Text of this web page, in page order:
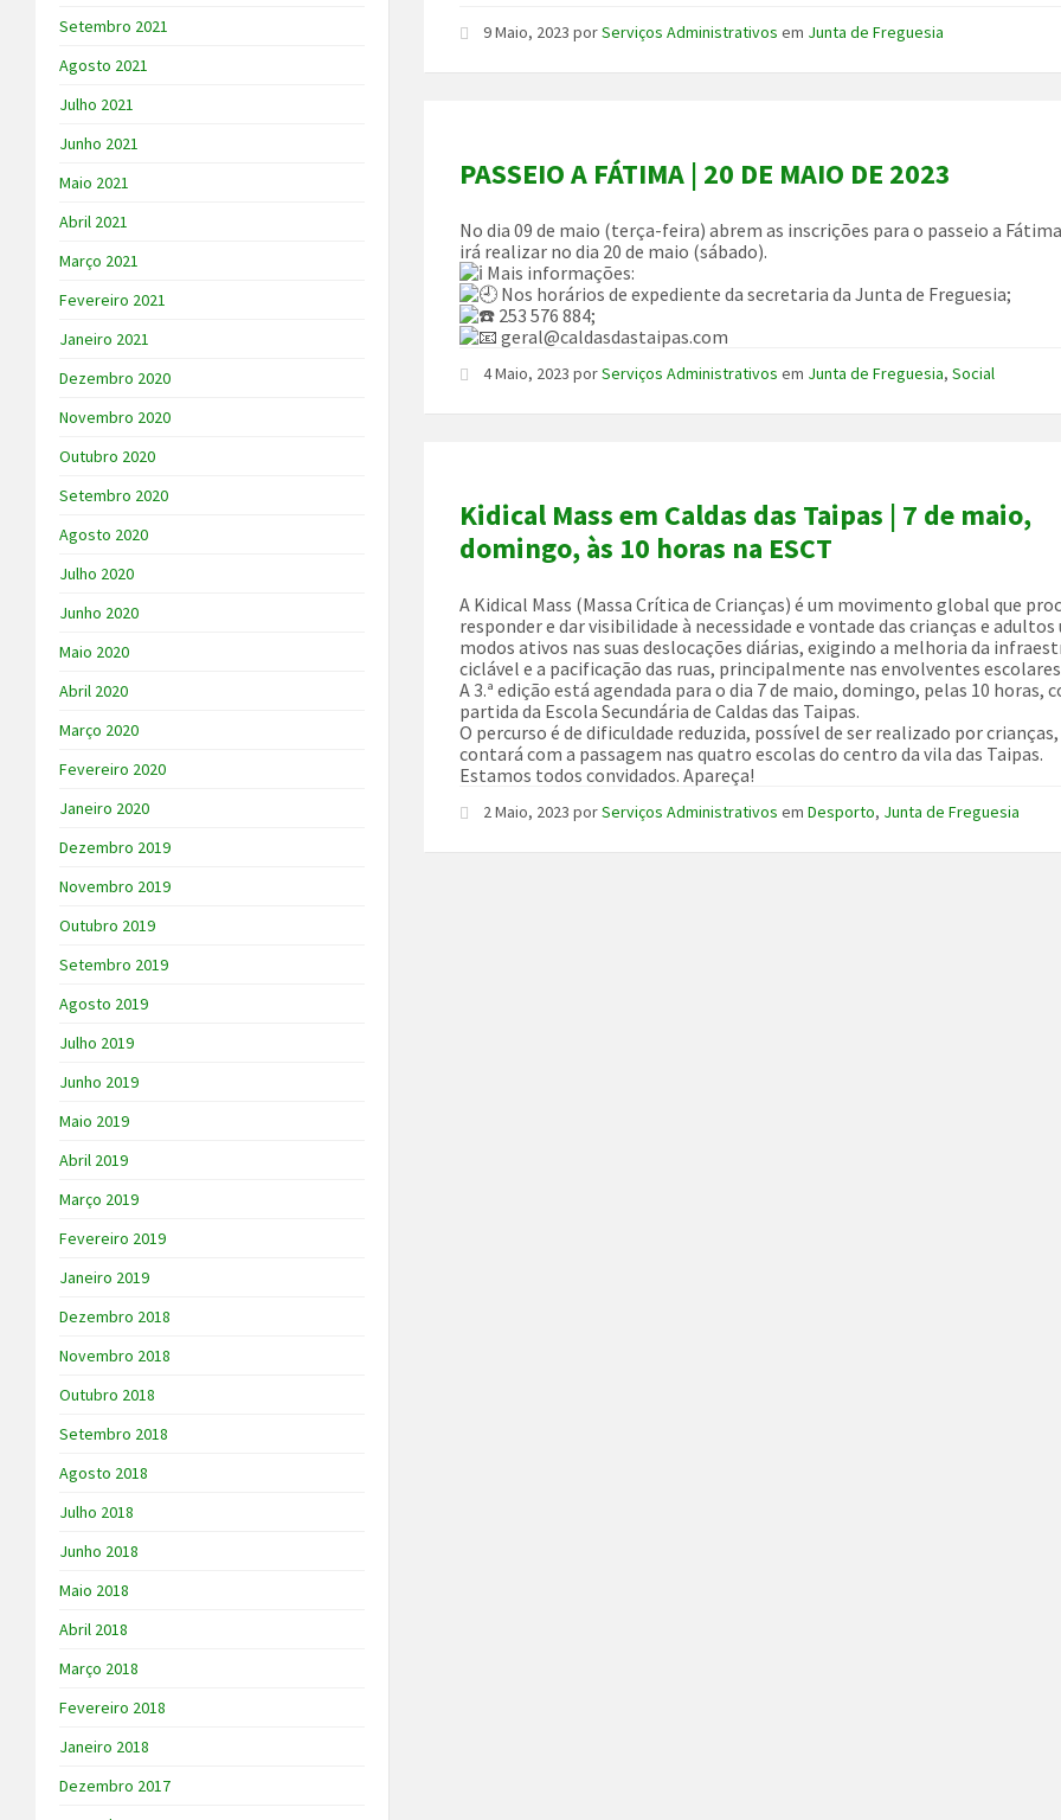
9 Maio, 2023porServiços Administrativos em Junta de Freguesia
PASSEIO A FÁTIMA | 20 DE MAIO DE 2023
No dia 09 de maio (terça-feira) abrem as inscrições para o passeio a
irá realizar no dia 20 de maio (sábado).
Mais informações:
Nos horários de expediente da secretaria da Junta de Freguesia;
253 576 884;
geral@caldasdastaipas.com
4 Maio, 2023porServiços Administrativos em Junta de Freguesia,Social
Kidical Mass em Caldas das Taipas | 7 de maio,
domingo, às 10 horas na ESCT
A Kidical Mass (Massa Crítica de Crianças) é um movimento global que
responder e dar visibilidade à necessidade e vontade das crianças e adultos
modos ativos nas suas deslocações diárias, exigindo a melhoria da
ciclável e a pacificação das ruas, principalmente nas envolventes
A 3.ª edição está agendada para o dia 7 de maio, domingo, pelas 10 horas,
partida da Escola Secundária de Caldas das Taipas.
O percurso é de dificuldade reduzida, possível de ser realizado por crianças,
contará com a passagem nas quatro escolas do centro da vila das Taipas.
Estamos todos convidados. Apareça!
2 Maio, 2023porServiços Administrativos emDesporto, Junta de Freguesia
Setembro 2021
Agosto 2021
Julho 2021
Junho 2021
Maio 2021
Abril 2021
Março 2021
Fevereiro 2021
Janeiro 2021
Dezembro 2020
Novembro 2020
Outubro 2020
Setembro 2020
Agosto 2020
Julho 2020
Junho 2020
Maio 2020
Abril 2020
Março 2020
Fevereiro 2020
Janeiro 2020
Dezembro 2019
Novembro 2019
Outubro 2019
Setembro 2019
Agosto 2019
Julho 2019
Junho 2019
Maio 2019
Abril 2019
Março 2019
Fevereiro 2019
Janeiro 2019
Dezembro 2018
Novembro 2018
Outubro 2018
Setembro 2018
Agosto 2018
Julho 2018
Junho 2018
Maio 2018
Abril 2018
Março 2018
Fevereiro 2018
Janeiro 2018
Dezembro 2017